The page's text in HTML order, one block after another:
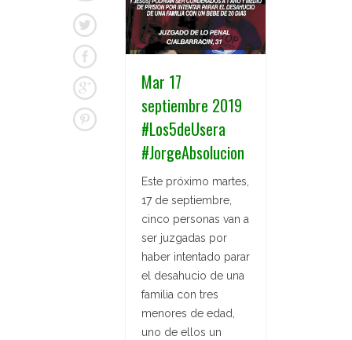
Mar 17
septiembre 2019
#Los5deUsera
#JorgeAbsolucion
Este próximo martes,
17 de septiembre,
cinco personas van a
ser juzgadas por
haber intentado parar
el desahucio de una
familia con tres
menores de edad,
uno de ellos un